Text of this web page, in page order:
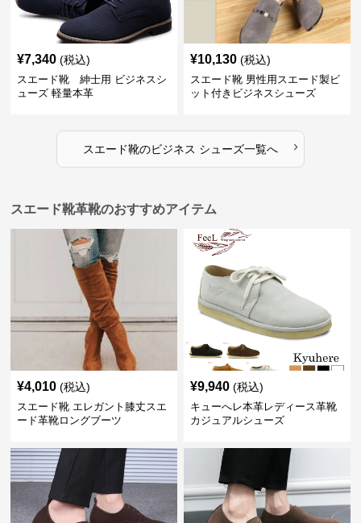
¥7,340 (税込)
スエード靴 紳士用 ビジネスシ
ューズ 軽量本革
¥10,130 (税込)
スエード靴 男性用スエード製ビ
ット付きビジネスシューズ
スエード靴のビジネス シューズ一覧へ ›
スエード靴革靴のおすすめアイテム
¥4,010 (税込)
スエード靴 エレガント膝丈スエ
ード革靴ロングブーツ
¥9,940 (税込)
キューへレ本革レディース革靴
カジュアルシューズ